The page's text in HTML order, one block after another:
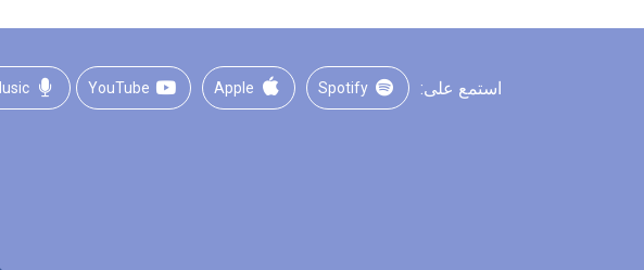
استمع على: Spotify
Apple
YouTube